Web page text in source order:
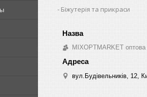
Біжутерія та прикраси
MIXOPTMARKET
вул.Будівельників, 12,